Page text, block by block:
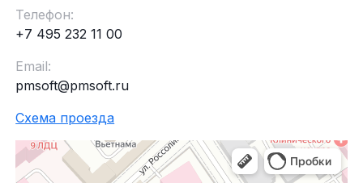
Телефон:
+7 495 232 11 00
Email:
pmsoft@pmsoft.ru
Схема проезда